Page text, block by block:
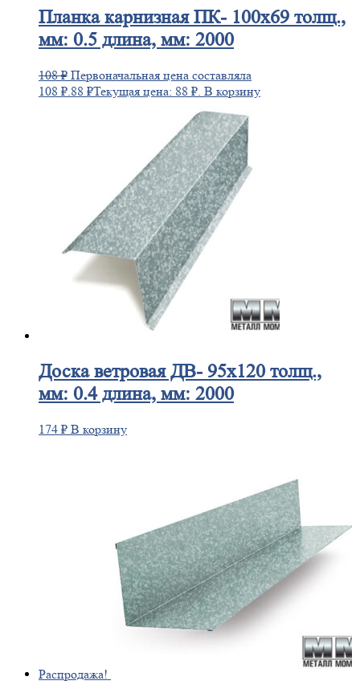
Планкакарнизная ПК- 100х69 толщ.,
мм: 0.5 длина, мм: 2000
108₽ Первоначальная цена составляла
108 ₽. 88 ₽Текущая цена: 88 ₽. В корзину
Доскаветровая ДВ- 95х120 толщ.,
мм: 0.4 длина, мм: 2000
174 ₽ В корзину
Распродажа!